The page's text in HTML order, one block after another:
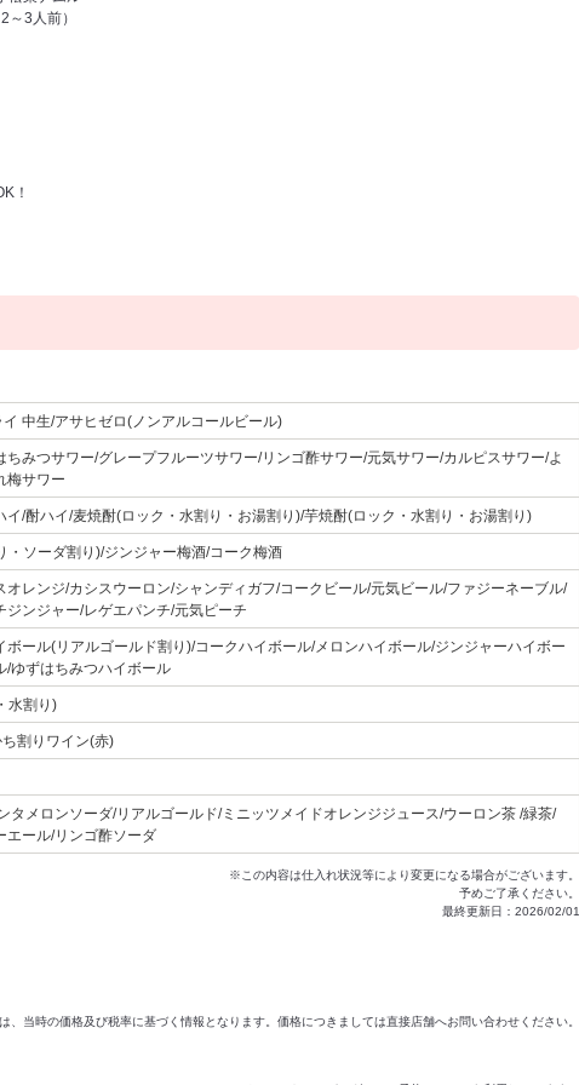
3人前）
！
中生/アサヒゼロ(ノンアルコールビール)
ちみつサワー/グレープフルーツサワー/リンゴ酢サワー/元気サワー/カルピスサワー/よ
梅サワー
イ/酎ハイ/麦焼酎(ロック・水割り・お湯割り)/芋焼酎(ロック・水割り・お湯割り)
・ソーダ割り)/ジンジャー梅酒/コーク梅酒
オレンジ/カシスウーロン/シャンディガフ/コークビール/元気ビール/ファジーネーブル/
ジンジャー/レゲエパンチ/元気ピーチ
ボール(リアルゴールド割り)/コークハイボール/メロンハイボール/ジンジャーハイボー
/ゆずはちみつハイボール
水割り)
割りワイン(赤)
タメロンソーダ/リアルゴールド/ミニッツメイドオレンジジュース/ウーロン茶 /緑茶/
エール/リンゴ酢ソーダ
※この内容は仕入れ状況等により変更になる場合がございます。
予めご了承ください。
最終更新日：2026/02/01
当時の価格及び税率に基づく情報となります。価格につきましては直接店舗へお問い合わせください。